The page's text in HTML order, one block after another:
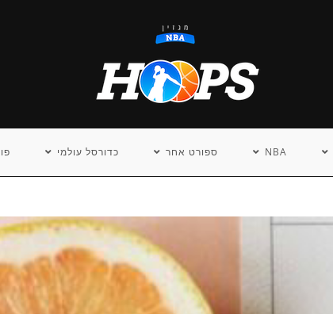
NBA ספורט אחר כדורסל עולמי